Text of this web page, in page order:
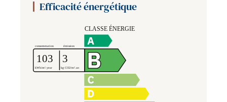
Efficacité énergétique